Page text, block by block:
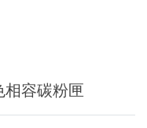
容碳粉匣